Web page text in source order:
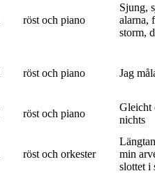
röst och piano
Sjung,
alarna,
storm,
röst och piano Jag
röst och piano
Gleicht
nichts
röst och orkester
min
slottet i